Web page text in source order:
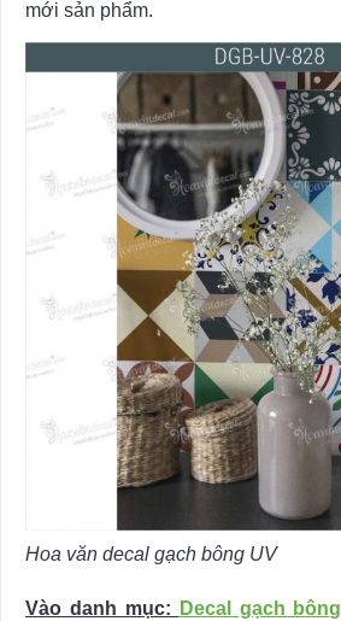
mới sản phẩm.
Hoa văn decal gạch bông UV
Vào danh mục: Decal gạch bông